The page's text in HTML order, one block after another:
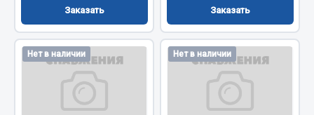
Весь раздел
Заказать Заказать
Нет в наличии Нет в наличии